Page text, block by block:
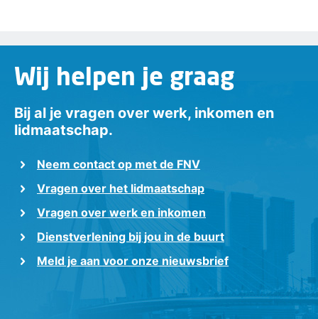
Wij helpen je graag
Bij al je vragen over werk, inkomen en
lidmaatschap.
Neem contact op met de FNV
Vragen over het lidmaatschap
Vragen over werk en inkomen
Dienstverlening bij jou in de buurt
Meld je aan voor onze nieuwsbrief